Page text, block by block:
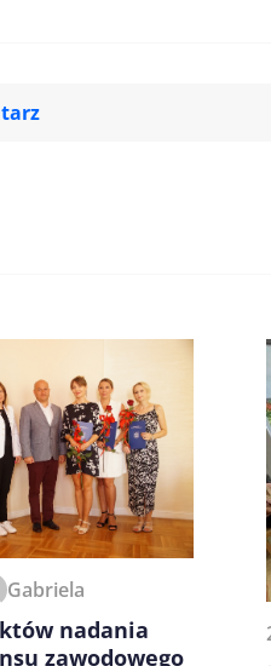
podczas pisania
Gabriela
nadania
zawodowego